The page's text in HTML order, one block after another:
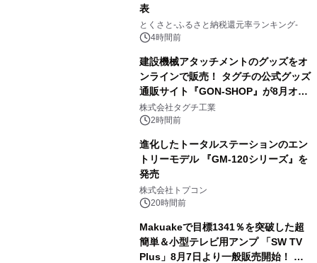
表
とくさと-ふるさと納税還元率ランキング-
4時間前
建設機械アタッチメントのグッズをオ
ンラインで販売！ タグチの公式グッズ
通販サイト『GON-SHOP』が8月オー
プン
株式会社タグチ工業
2時間前
進化したトータルステーションのエン
トリーモデル 『GM-120シリーズ』を
発売
株式会社トプコン
20時間前
Makuakeで目標1341％を突破した超
簡単＆小型テレビ用アンプ 「SW TV
Plus」8月7日より一般販売開始！ ケ